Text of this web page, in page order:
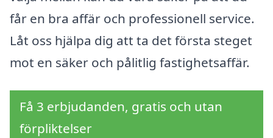
får en bra affär och professionell service.
Låt oss hjälpa dig att ta det första steget
mot en säker och pålitlig fastighetsaffär.
Få 3 erbjudanden, gratis och utan
förpliktelser